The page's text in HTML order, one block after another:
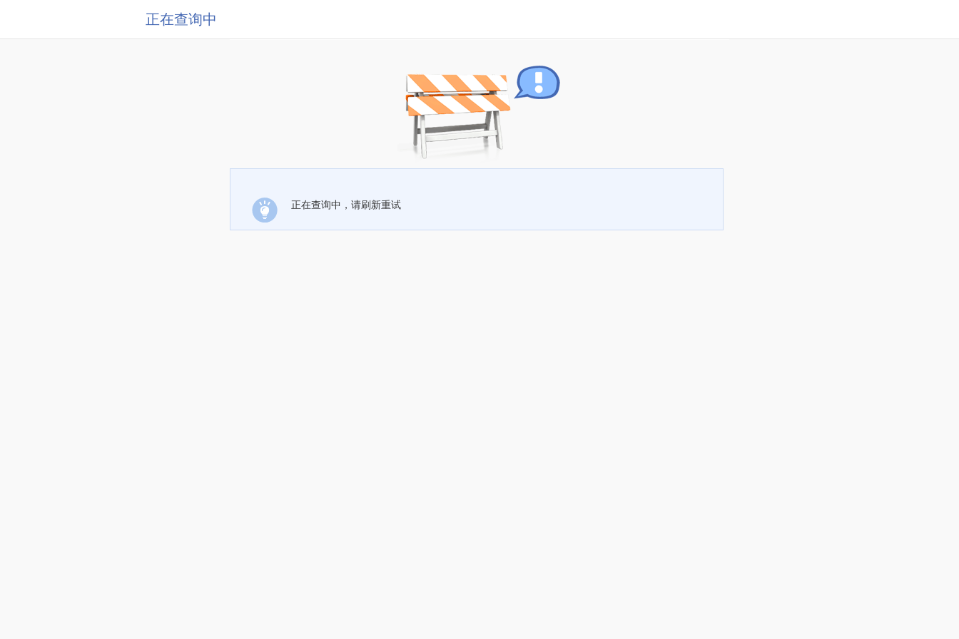
正在查询中
正在查询中，请刷新重试